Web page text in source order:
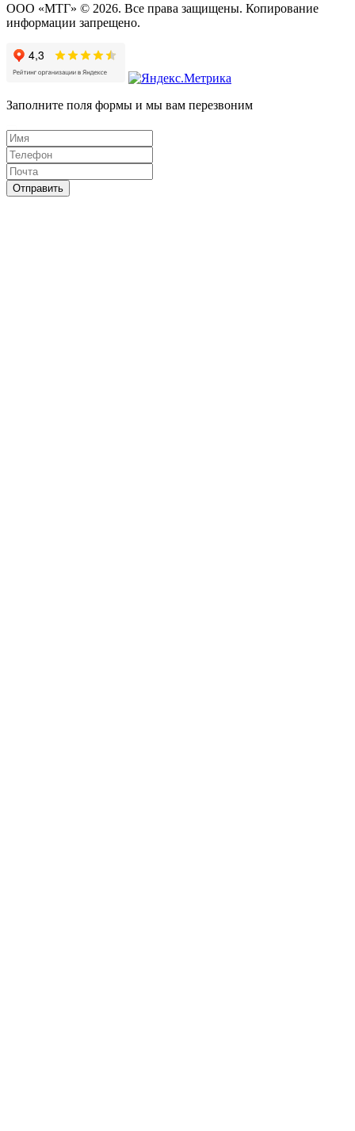
ООО «МТГ» © 2026. Все права защищены. Копирование
информации запрещено.
Заполните поля формы и мы вам перезвоним
Отправить